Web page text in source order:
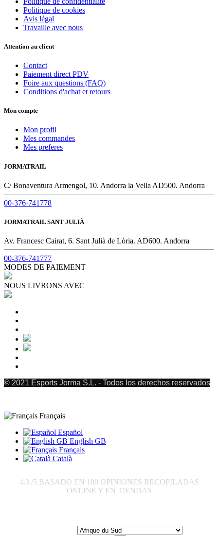
Politique de cookies
Avis légal
Travaille avec nous
Attention au client
Contact
Paiement direct PDV
Foire aux questions (FAQ)
Conditions d'achat et retours
Mon compte
Mon profil
Mes commandes
Mes preferes
JORMATRAIL
C/ Bonaventura Armengol, 10. Andorra la Vella AD500. Andorra
00-376-741778
JORMATRAIL SANT JULIÀ
Av. Francesc Cairat, 6. Sant Julià de Lòria. AD600. Andorra
00-376-741777
MODES DE PAIEMENT
NOUS LIVRONS AVEC
© 2021 Esports Jorma S.L. - Todos los derechos reservados
Français
Español
English GB
Français
Català
4.3 /5 BASADO EN 100 OPINIONES RECOPILADAS
ONLINE Y EN TIENDAS